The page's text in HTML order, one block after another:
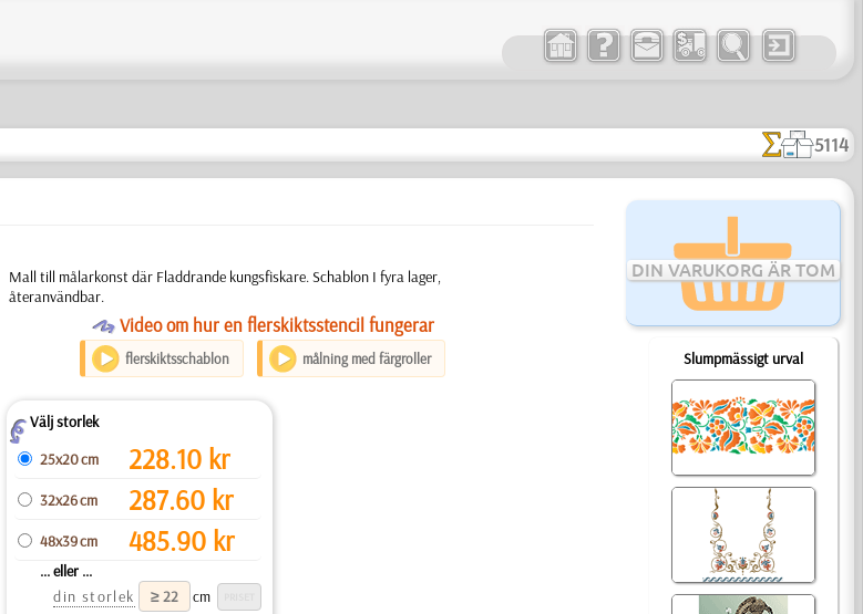
5114
DIN VARUKORG ÄR TOM
Slumpmässigt urval
Mall till målarkonst där Fladdrande kungsfiskare. Schablon I fyra lager,
återanvändbar.
O Video om hur en flerskiktsstencil fungerar
flerskiktsschablon målning med färgroller
ZVälj storlek
25x20 cm
228.10kr
32x26 cm 287.60kr
48x39 cm 485.90kr
... eller ...
din storlek
cm